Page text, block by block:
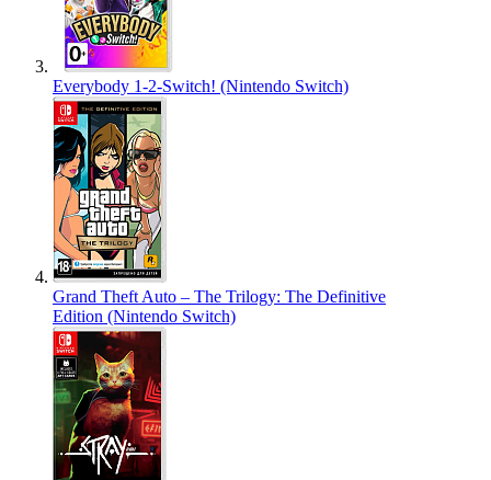
Everybody 1-2-Switch! (Nintendo Switch)
Grand Theft Auto – The Trilogy: The Definitive
Edition (Nintendo Switch)